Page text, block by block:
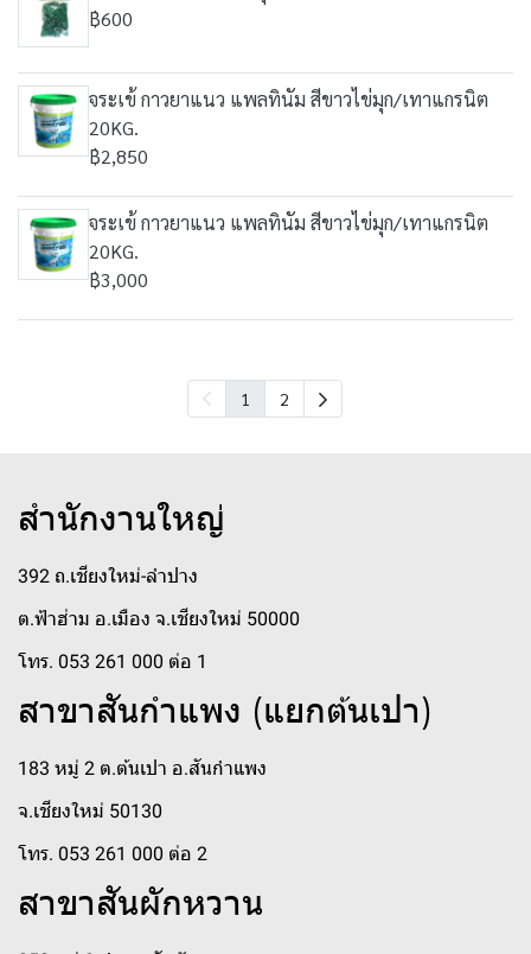
฿600
จระเข้ กาวยาแนว แพลทินัม สีขาวไข่มุก/เทาแกรนิต
20KG.
฿2,850
จระเข้ กาวยาแนว แพลทินัม สีขาวไข่มุก/เทาแกรนิต
20KG.
฿3,000
1 2
สำนักงานใหญ่
392 ถ.เชียงใหม่-ลำปาง
ต.ฟ้าฮ่าม อ.เมือง จ.เชียงใหม่ 50000
โทร. 053 261 000 ต่อ 1
สาขาสันกำแพง (แยกต้นเปา)
183 หมู่ 2 ต.ต้นเปา อ.สันกำแพง
จ.เชียงใหม่ 50130
โทร. 053 261 000 ต่อ 2
สาขาสันผักหวาน